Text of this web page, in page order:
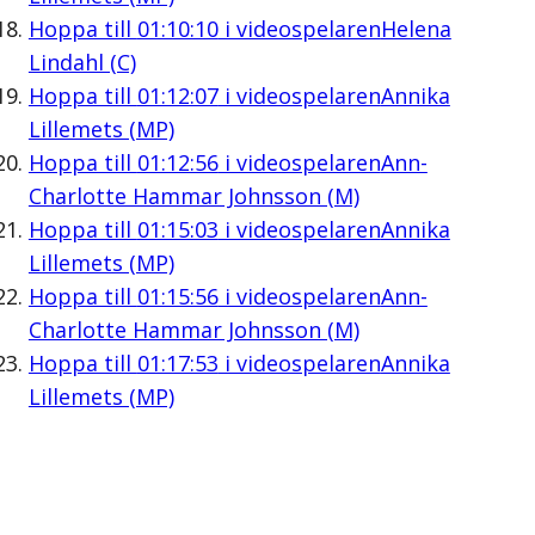
Hoppa till 01:10:10i videospelarenHelena
Lindahl (C)
Hoppa till 01:12:07i videospelarenAnnika
Lillemets (MP)
Hoppa till 01:12:56i videospelarenAnn-
Charlotte Hammar Johnsson (M)
Hoppa till 01:15:03 i videospelarenAnnika
Lillemets (MP)
Hoppa till 01:15:56i videospelarenAnn-
Charlotte Hammar Johnsson (M)
Hoppa till 01:17:53 i videospelarenAnnika
Lillemets (MP)